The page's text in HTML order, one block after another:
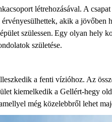
létrehozásával. A
akik a jövőben
szülessen. Egy olyan hely
születése.
a fenti vízióhoz. Az
kiemelkedik a Gellért-hegy
még közelebbről lehet